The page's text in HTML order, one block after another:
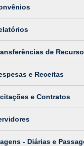
de
e Receitas
e Contratos
- Diárias e